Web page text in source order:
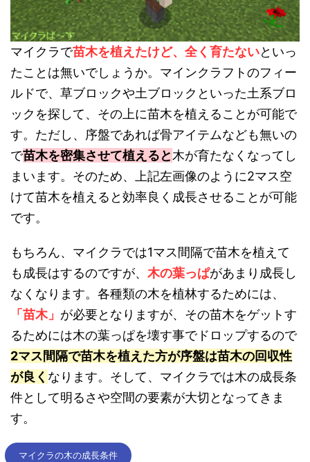
マイクラで苗木を植えたけど、全く育たないといっ
たことは無いでしょうか。マインクラフトのフィー
ルドで、草ブロックや土ブロックといった土系ブロ
ックを探して、その上に苗木を植えることが可能で
す。ただし、序盤であれば骨アイテムなども無いの
で苗木を密集させて植えると木が育たなくなってし
まいます。そのため、上記左画像のように2マス空
けて苗木を植えると効率良く成長させることが可能
です。
もちろん、マイクラでは1マス間隔で苗木を植えて
も成長はするのですが、 木の葉っぱがあまり成長し
なくなります。各種類の木を植林するためには、
「苗木」 が必要となりますが、その苗木をゲットす
るためには木の葉っぱを壊す事でドロップするので
2マス間隔で苗木を植えた方が序盤は苗木の回収性
が良く なります。そして、マイクラでは木の成長条
件として明るさや空間の要素が大切となってきま
す。
マイクラの木の成長条件